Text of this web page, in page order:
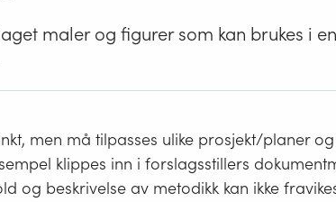
maler og figurer som kan brukes i en
men må tilpasses ulike prosjekt/planer
klippes inn i forslagsstillers
og beskrivelse av metodikk kan ikke